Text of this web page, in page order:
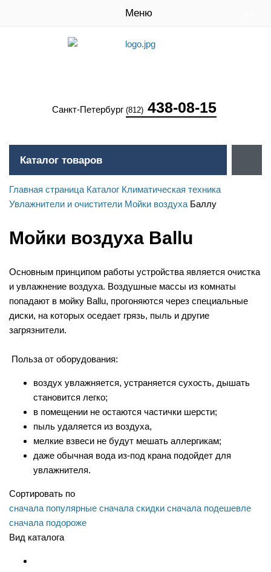
Меню
Санкт-Петербург (812) 438-08-15
Каталог товаров
Главная страница Каталог Климатическая техника
Увлажнители и очистители Мойки воздуха Баллу
Мойки воздуха Ballu
Основным принципом работы устройства является очистка
и увлажнение воздуха. Воздушные массы из комнаты
попадают в мойку Ballu, прогоняются через специальные
диски, на которых оседает грязь, пыль и другие
загрязнители.
Польза от оборудования:
воздух увлажняется, устраняется сухость, дышать
становится легко;
в помещении не остаются частички шерсти;
пыль удаляется из воздуха,
мелкие взвеси не будут мешать аллергикам;
даже обычная вода из-под крана подойдет для
увлажнителя.
Сортировать по
сначала популярные сначала скидки сначала подешевле
сначала подороже
Вид каталога